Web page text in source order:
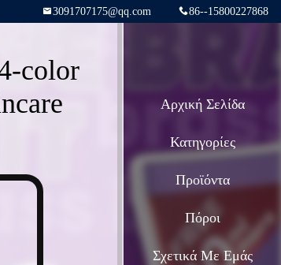
86--15800227868
3091707175@qq.com
color
Αρχική Σελίδα
Κατηγορίες
Προϊόντα
Πόροι
Σχετικά Με Εμάς